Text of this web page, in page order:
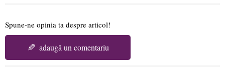
Spune-ne opinia ta despre articol!
✎ adaugă un comentariu